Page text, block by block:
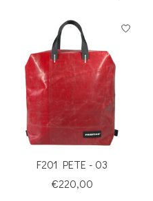
F201 PETE - 03
€220,00